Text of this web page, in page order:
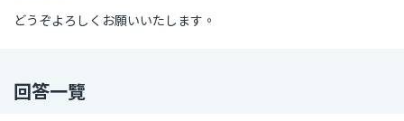
どうぞよろしくお願いいたします。
回答一覽